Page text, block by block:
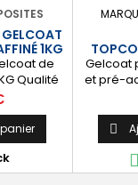
la
votre
⚙️
1KG
de
Qualité
/ Noir /
6020
(2cl)
Gelcoat
et pré-
est

